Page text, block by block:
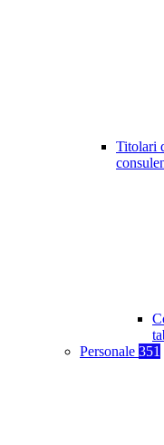
Titolari
Personale 351